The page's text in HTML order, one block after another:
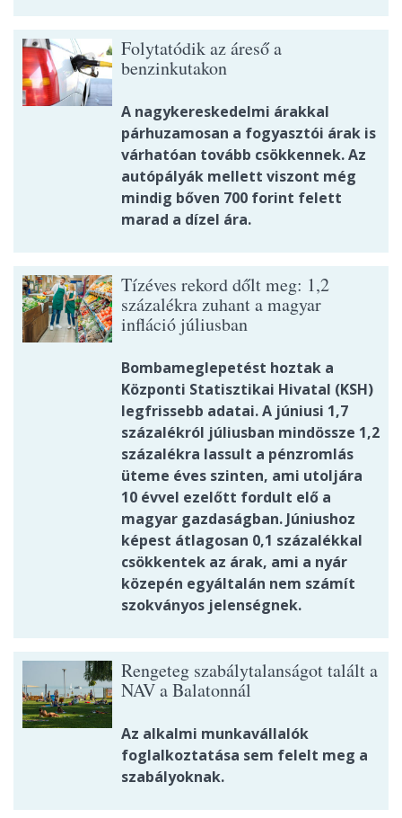
Folytatódik az áreső a
benzinkutakon
A nagykereskedelmi árakkal
párhuzamosan a fogyasztói árak is
várhatóan tovább csökkennek. Az
autópályák mellett viszont még
mindig bőven 700 forint felett
marad a dízel ára.
Tízéves rekord dőlt meg: 1,2
százalékra zuhant a magyar
infláció júliusban
Bombameglepetést hoztak a
Központi Statisztikai Hivatal (KSH)
legfrissebb adatai. A júniusi 1,7
százalékról júliusban mindössze 1,2
százalékra lassult a pénzromlás
üteme éves szinten, ami utoljára
10 évvel ezelőtt fordult elő a
magyar gazdaságban. Júniushoz
képest átlagosan 0,1 százalékkal
csökkentek az árak, ami a nyár
közepén egyáltalán nem számít
szokványos jelenségnek.
Rengeteg szabálytalanságot talált a
NAV a Balatonnál
Az alkalmi munkavállalók
foglalkoztatása sem felelt meg a
szabályoknak.